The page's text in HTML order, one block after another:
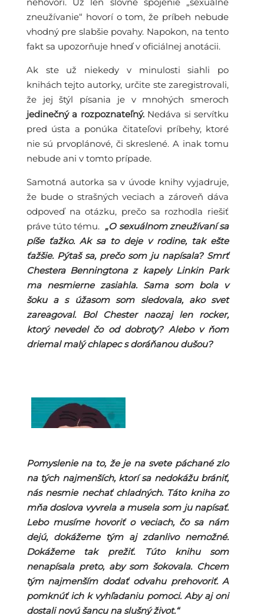
zneužívanie“ hovorí o tom, že príbeh nebude
vhodný pre slabšie povahy. Napokon, na tento
fakt sa upozorňuje hneď v oficiálnej anotácii.
Ak ste už niekedy v minulosti siahli po
knihách tejto autorky, určite ste zaregistrovali,
že jej štýl písania je v mnohých smeroch
jedinečný a rozpoznateľný.Nedáva si servítku
pred ústa a ponúka čitateľovi príbehy, ktoré
nie sú prvoplánové, či skreslené. A inak tomu
nebude ani v tomto prípade.
Samotná autorka sa v úvode knihy vyjadruje,
že bude o strašných veciach a zároveň dáva
odpoveď na otázku, prečo sa rozhodla riešiť
práve túto tému. „O sexuálnom zneužívaní sa
píše ťažko. Ak sa to deje v rodine, tak ešte
ťažšie. Pýtaš sa, prečo som ju napísala? Smrť
Chestera Benningtona z kapely Linkin Park
ma nesmierne zasiahla. Sama som bola v
šoku a s úžasom som sledovala, ako svet
zareagoval. Bol Chester naozaj len rocker,
ktorý nevedel čo od dobroty? Alebo v ňom
driemal malý chlapec s doráňanou dušou?
Pomyslenie na to, že je na svete páchané zlo
na tých najmenších, ktorí sa nedokážu brániť,
nás nesmie nechať chladných. Táto kniha zo
mňa doslova vyvrela a musela som ju napísať.
Lebo musíme hovoriť o veciach, čo sa nám
dejú, dokážeme tým aj zdanlivo nemožné.
Dokážeme tak prežiť. Túto knihu som
nenapísala preto, aby som šokovala. Chcem
tým najmenším dodať odvahu prehovoriť. A
pomknúť ich k vyhľadaniu pomoci. Aby aj oni
dostali novú šancu na slušný život.“